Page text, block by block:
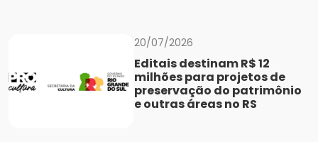
20/07/2026
Editais destinam R$ 12
milhões para projetos de
preservação do patrimônio
e outras áreas no RS